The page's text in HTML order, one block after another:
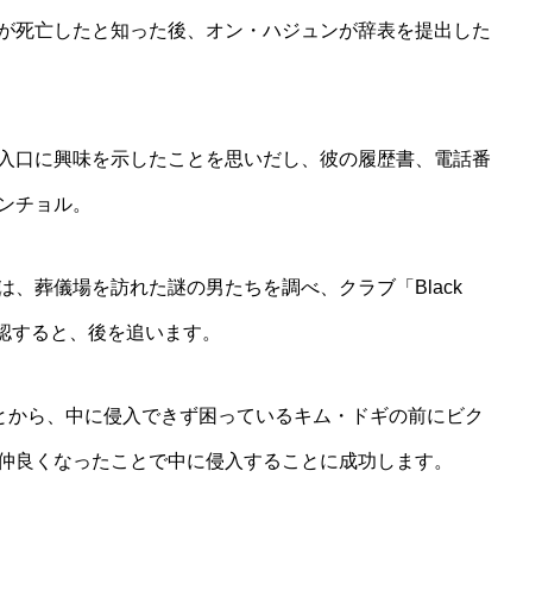
死亡したと知った後、オン・ハジュンが辞表を提出した
口に興味を示したことを思いだし、彼の履歴書、電話番
チョル。
、葬儀場を訪れた謎の男たちを調べ、クラブ「Black
ると、後を追います。
ら、中に侵入できず困っているキム・ドギの前にビク
くなったことで中に侵入することに成功します。